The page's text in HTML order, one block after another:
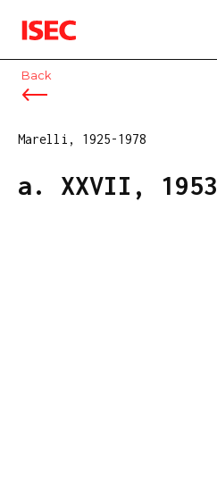
ISEC
Back
Marelli, 1925-1978
a. XXVII, 1953